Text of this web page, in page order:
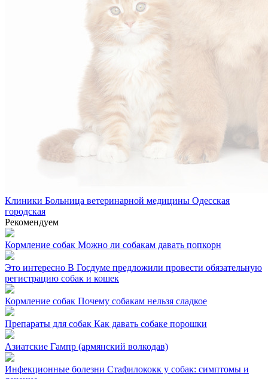
Клиники Больница ветеринарной медицины Одесская
городская
Рекомендуем
Кормление собак Можно ли собакам давать попкорн
Это интересно В Госдуме предложили провести обязательную
регистрацию собак и кошек
Кормление собак Почему собакам нельзя сладкое
Препараты для собак Как давать собаке порошки
Азиатские Гампр (армянский волкодав)
Инфекционные болезни Стафилококк у собак: симптомы и